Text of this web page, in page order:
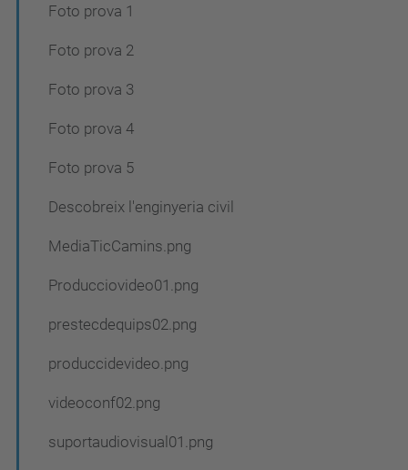
Foto prova 1
Foto prova 2
Foto prova 3
Foto prova 4
Foto prova 5
Descobreix l'enginyeria civil
MediaTicCamins.png
Producciovideo01.png
prestecdequips02.png
produccidevideo.png
videoconf02.png
suportaudiovisual01.png